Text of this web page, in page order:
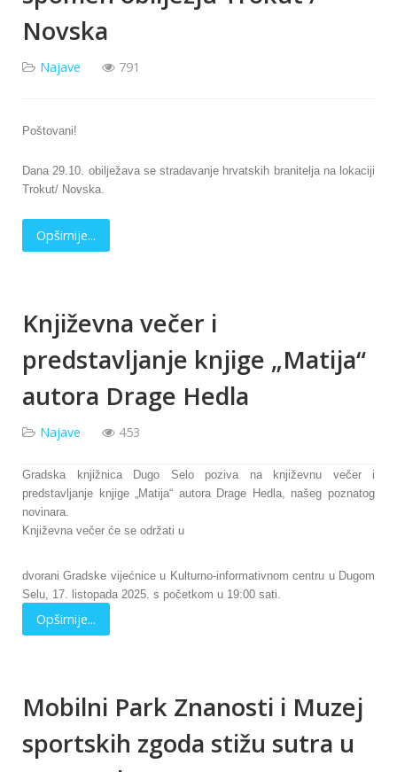
Novska
Najave 791
Poštovani!
Dana 29.10. obilježava se stradavanje hrvatskih branitelja na lokaciji
Trokut/ Novska.
Opširnije...
Književna večer i
predstavljanje knjige „Matija“
autora Drage Hedla
Najave 453
Gradska knjižnica Dugo Selo poziva na književnu večer i
predstavljanje knjige „Matija“ autora Drage Hedla, našeg poznatog
novinara.
Književna večer će se održati u
dvorani Gradske vijećnice u Kulturno-informativnom centru u Dugom
Selu, 17. listopada 2025. s početkom u 19:00 sati.
Opširnije...
Mobilni Park Znanosti i Muzej
sportskih zgoda stižu sutra u